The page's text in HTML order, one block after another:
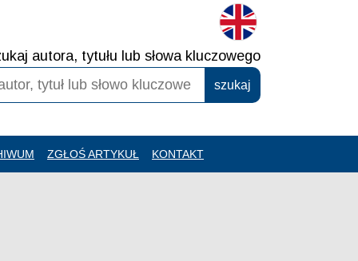
autora, tytułu lub słowa kluczowego
ZGŁOŚ ARTYKUŁ KONTAKT